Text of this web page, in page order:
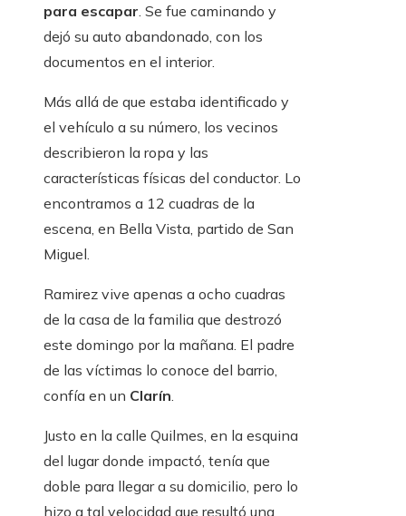
para escapar . Se fue caminando y
dejó su auto abandonado, con los
documentos en el interior.
Más allá de que estaba identificado y
el vehículo a su número, los vecinos
describieron la ropa y las
características físicas del conductor. Lo
encontramos a 12 cuadras de la
escena, en Bella Vista, partido de San
Miguel.
Ramirez vive apenas a ocho cuadras
de la casa de la familia que destrozó
este domingo por la mañana. El padre
de las víctimas lo conoce del barrio,
confía en un Clarín
Justo en la calle Quilmes, en la esquina
del lugar donde impactó, tenía que
doble para llegar a su domicilio, pero lo
hizo a tal velocidad que resultó una